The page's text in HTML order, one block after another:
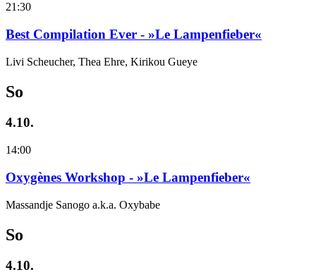
21:30
Best Compilation Ever - »Le Lampenfieber«
Livi Scheucher, Thea Ehre, Kirikou Gueye
So
4.10.
14:00
Oxygènes Workshop - »Le Lampenfieber«
Massandje Sanogo a.k.a. Oxybabe
So
4.10.